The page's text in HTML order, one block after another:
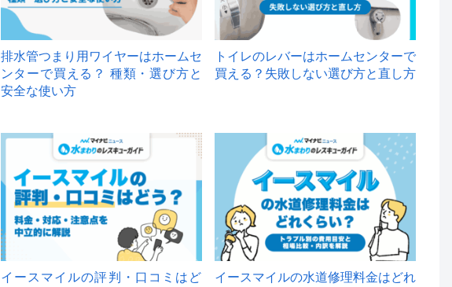
排水管つまり用ワイヤーはホームセ
ンターで買える？ 種類・選び方と
安全な使い方
トイレのレバーはホームセンターで
買える？失敗しない選び方と直し方
イースマイルの評判・口コミはど
イースマイルの水道修理料金はどれ